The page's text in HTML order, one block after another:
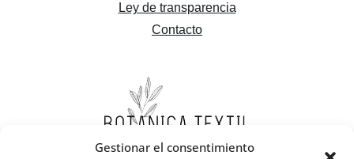
Gestionar el consentimiento
Ley de transparencia
Contacto